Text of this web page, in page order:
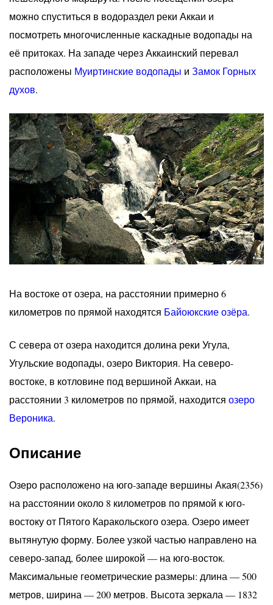
можно спуститься в водораздел реки Аккаи и
посмотреть многочисленные каскадные водопады на
её притоках. На западе через Аккаинский перевал
расположены Муиртинские водопады и Замок Горных
духов.
На востоке от озера, на расстоянии примерно 6
километров по прямой находятся Байоюкские озёра.
С севера от озера находится долина реки Угула,
Угульские водопады, озеро Виктория. На северо-
востоке, в котловине под вершиной Аккаи, на
расстоянии 3 километров по прямой, находится озеро
Вероника.
Описание
Озеро расположено на юго-западе вершины Акая(2356)
на расстоянии около 8 километров по прямой к юго-
востоку от Пятого Каракольского озера. Озеро имеет
вытянутую форму. Более узкой частью направлено на
северо-запад, более широкой — на юго-восток.
Максимальные геометрические размеры: длина — 500
метров, ширина — 200 метров. Высота зеркала — 1832